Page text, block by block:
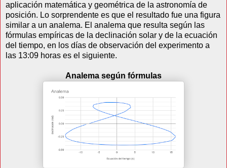
aplicación matemática y geométrica de la astronomía de
posición. Lo sorprendente es que el resultado fue una figura
similar a un analema. El analema que resulta según las
fórmulas empíricas de la declinación solar y de la ecuación
del tiempo, en los días de observación del experimento a
las 13:09 horas es el siguiente.
Analema según fórmulas